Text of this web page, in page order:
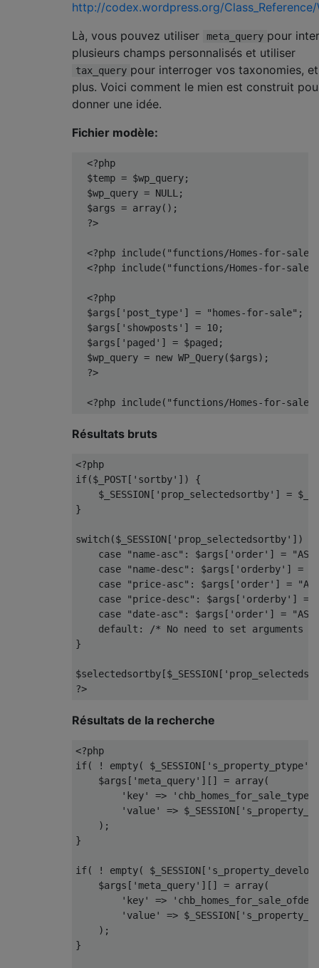
http://codex.wordpress.org/Class_Reference/
Là, vous pouvez utiliser
meta_query pour
plusieurs champs personnalisés et utiliser
tax_query pour interroger vos taxonomies,
plus. Voici comment le mien est construit
donner une idée.
Fichier modèle:
<?php
  $temp
= $wp_query;
  $wp_query
= NULL ;
  $args
= array();
?>
<?php include( "functions/Homes-for-
<?php include( "functions/Homes-for-
<?php
  $args
[ 'post_type' ] = "homes-for-sale" ;
  $args
[ 'showposts' ] = 10;
  $args
[ 'paged' ] = $paged ;
  $wp_query
= new WP_Query($args);
?>
<?php include( "functions/Homes-for-
Résultats bruts
<?php
if($_POST[ 'sortby' ])
{
    $_SESSION
[ 'prop_selectedsortby' ] =
}
switch ($_SESSION[ 'prop_selectedsortby' ])
case
"name-asc" : $args [ 'order' ] =
case
"name-desc" : $args [ 'orderby' ] =
case
"price-asc" : $args [ 'order' ] =
case
"price-desc" : $args [ 'orderby' ] =
case
"date-asc" : $args [ 'order' ] =
default :
/* No need to set arguments
}
$selectedsortby[$_SESSION[
?>
Résultats de la recherche
<?php
if( ! empty( $_SESSION[ 's_property_ptype'
    $args
[ 'meta_query' ][] = array(
'key'
=>
'value'
=> $_SESSION[
);
}
if( ! empty( $_SESSION[
    $args
[ 'meta_query' ][] = array(
'key'
=>
'value'
=> $_SESSION[
);
}